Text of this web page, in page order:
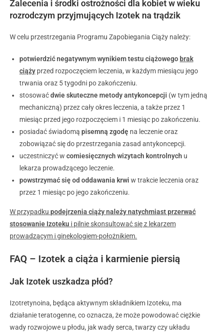
Zalecenia i środki ostrożności dla kobiet w wieku
rozrodczym przyjmujących Izotek na trądzik
W celu przestrzegania Programu Zapobiegania Ciąży należy:
potwierdzić negatywnym wynikiem testu ciążowego brak
ciąży przed rozpoczęciem leczenia, w każdym miesiącu jego
trwania oraz 5 tygodni po zakończeniu.
stosowaćdwie skuteczne metody antykoncepcji (w tym jedną
mechaniczną) przez cały okres leczenia, a także przez 1
miesiąc przed jego rozpoczęciem i 1 miesiąc po zakończeniu.
posiadać świadomą pisemną zgodę na leczenie oraz
zobowiązać się do przestrzegania zasad antykoncepcji.
uczestniczyć w comiesięcznych wizytach kontrolnych u
lekarza prowadzącego leczenie.
powstrzymać się od oddawania krwi w trakcie leczenia oraz
przez 1 miesiąc po jego zakończeniu.
W przypadku podejrzenia ciąży należy natychmiast przerwać
stosowanie Izoteku i pilnie skonsultować się z lekarzem
prowadzącym i ginekologiem-położnikiem.
FAQ – Izotek a ciąża i karmienie piersią
Jak Izotek uszkadza płód?
Izotretynoina, będąca aktywnym składnikiem Izoteku, ma
działanie teratogenne, co oznacza, że może powodować ciężkie
wady rozwojowe u płodu, jak wady serca, twarzy czy układu